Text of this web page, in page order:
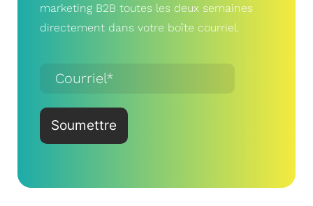
marketing B2B toutes les deux semaines
directement dans votre boîte courriel.